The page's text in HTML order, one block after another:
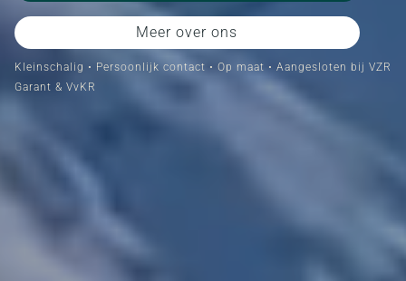
Meer over ons
Kleinschalig • Persoonlijk contact • Op maat • Aangesloten bij VZR
Garant & VvKR